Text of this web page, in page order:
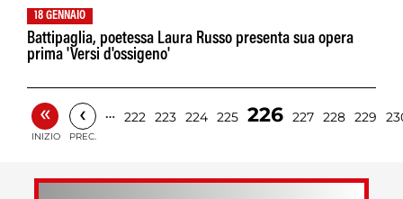
18 GENNAIO
Battipaglia, poetessa Laura Russo presenta sua opera
prima 'Versi d'ossigeno'
«
INIZIO
‹
PREC.
… 222 223 224 225 226 227 228 229